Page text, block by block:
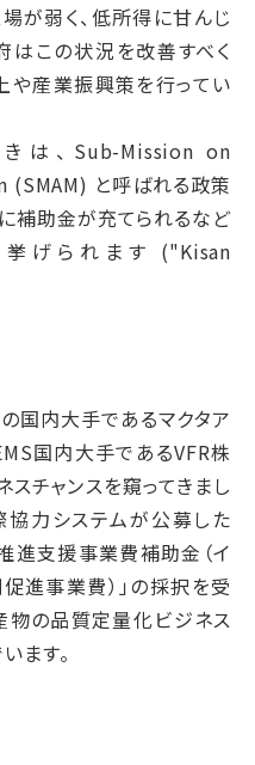
が弱く、低所得に甘んじ
はこの状況を改善すべく
産業振興策を行ってい
は、Sub-Mission on
と呼ばれる政策
補助金が充てられるなど
げられます ("Kisan
国内大手であるマクタア
国内大手であるVFR株
チャンスを窺ってきまし
力システムが公募した
進支援事業費補助金（イ
進事業費）」の採択を受
物の品質定量化ビジネス
ます。